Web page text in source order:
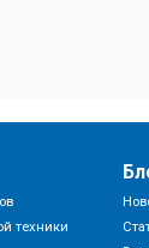
техники